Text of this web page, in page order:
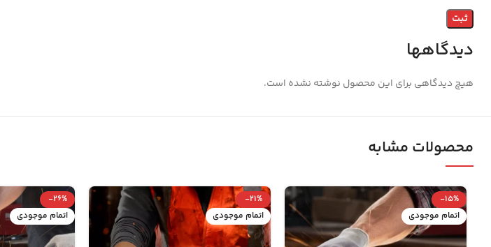
دیدگاهها
هیچ دیدگاهی برای این محصول نوشته نشده است.
محصولات مشابه
-15%
اتمام موجودی
-21%
اتمام موجودی
-26%
اتمام موجودی